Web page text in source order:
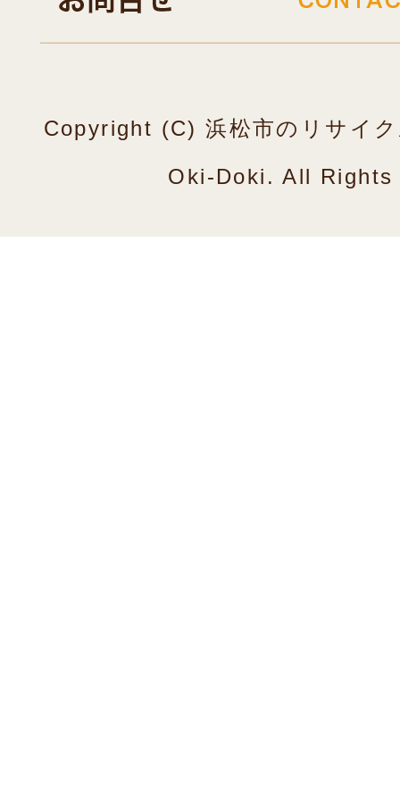
Copyright (C) 浜松市のリサイ
Oki-Doki. All Rights